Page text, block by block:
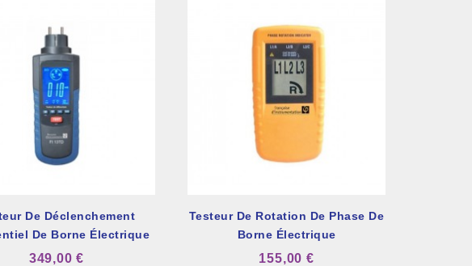
De Déclenchement
De Borne Électrique
349,00 €
Testeur De Rotation De Phase De
Borne Électrique
155,00 €